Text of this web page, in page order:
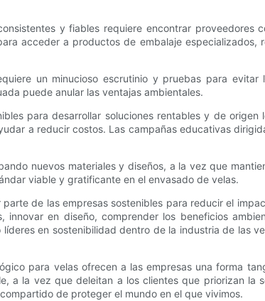
y fiables requiere encontrar proveedores
acceder a productos de embalaje especializados,
un minucioso escrutinio y pruebas para evitar
puede anular las ventajas ambientales.
para desarrollar soluciones rentables y de origen
a reducir costos. Las campañas educativas
nuevos materiales y diseños, a la vez que
viable y gratificante en el envasado de velas.
de las empresas sostenibles para reducir el
en diseño, comprender los beneficios
en sostenibilidad dentro de la industria de las
para velas ofrecen a las empresas una forma
a la vez que deleitan a los clientes que priorizan la
de proteger el mundo en el que vivimos.